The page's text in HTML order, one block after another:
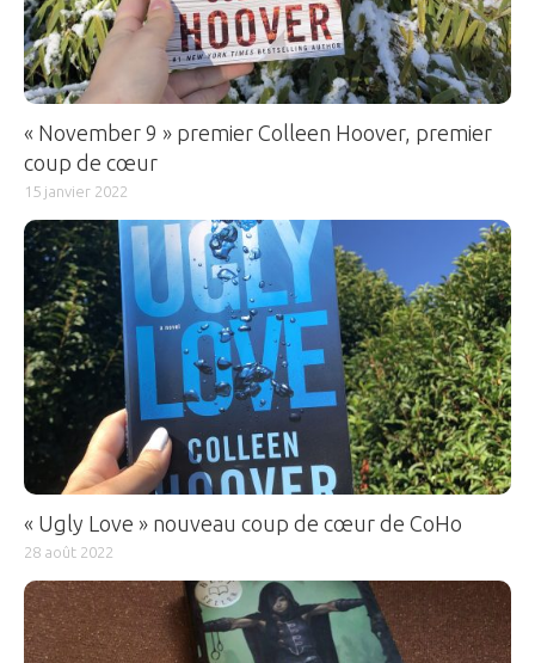
« November 9 » premier Colleen Hoover, premier
coup de cœur
15 janvier 2022
« Ugly Love » nouveau coup de cœur de CoHo
28 août 2022